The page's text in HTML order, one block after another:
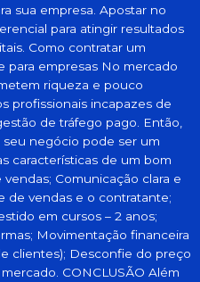
sua empresa. Apostar no
para atingir resultados
Como contratar um
para empresas No mercado
riqueza e pouco
profissionais incapazes de
de tráfego pago. Então,
negócio pode ser um
características de um bom
Comunicação clara e
de vendas e o contratante;
em cursos – 2 anos;
Movimentação financeira
clientes); Desconfie do preço
CONCLUSÃO Além